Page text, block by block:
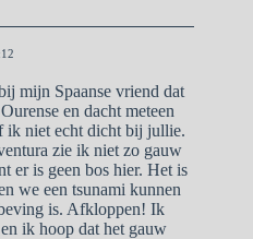
mijn Spaanse vriend dat
en dacht meteen
ik niet echt dicht bij jullie.
zie ik niet zo gauw
er is geen bos hier. Het is
we een tsunami kunnen
is. Afkloppen! Ik
ik hoop dat het gauw